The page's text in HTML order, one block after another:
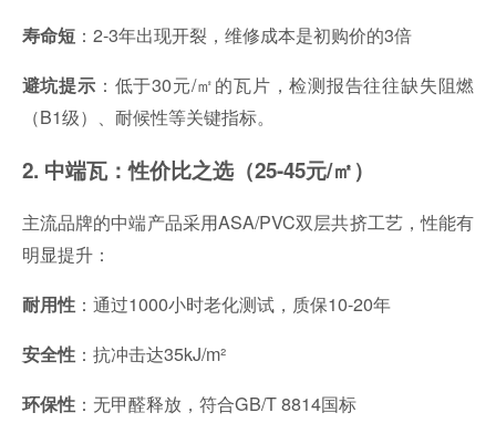
寿命短：2-3年出现开裂，维修成本是初购价的3倍
避坑提示 ：低于30元/㎡的瓦片，检测报告往往缺失阻燃
（B1级）、耐候性等关键指标。
2. 中端瓦：性价比之选（25-45元/㎡）
主流品牌的中端产品采用ASA/PVC双层共挤工艺，性能有
明显提升：
耐用性：通过1000小时老化测试，质保10-20年
安全性：抗冲击达35kJ/m²
环保性：无甲醛释放，符合GB/T 8814国标